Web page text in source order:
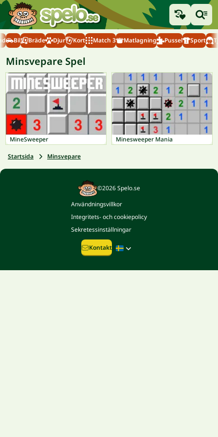
Bil Bräde Djur Kort Match 3 Matlagning Pussel Sport
Minsvepare Spel
MineSweeper Minesweeper Mania
Startsida Minsvepare
©2026 Spelo.se
Användningsvillkor
Integritets- och cookiepolicy
Sekretessinställningar
Kontakt